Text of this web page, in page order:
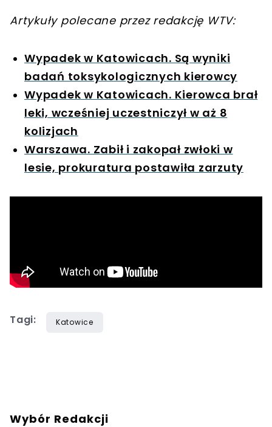
Artykuły polecane przez redakcję WTV:
Wypadek w Katowicach. Są wyniki
badań toksykologicznych kierowcy
Wypadek w Katowicach. Kierowca brał
leki, wcześniej uczestniczył w aż 8
kolizjach
Warszawa. Zabił i zakopał zwłoki w
lesie, prokuratura postawiła zarzuty
Tagi: Katowice
Wybór Redakcji